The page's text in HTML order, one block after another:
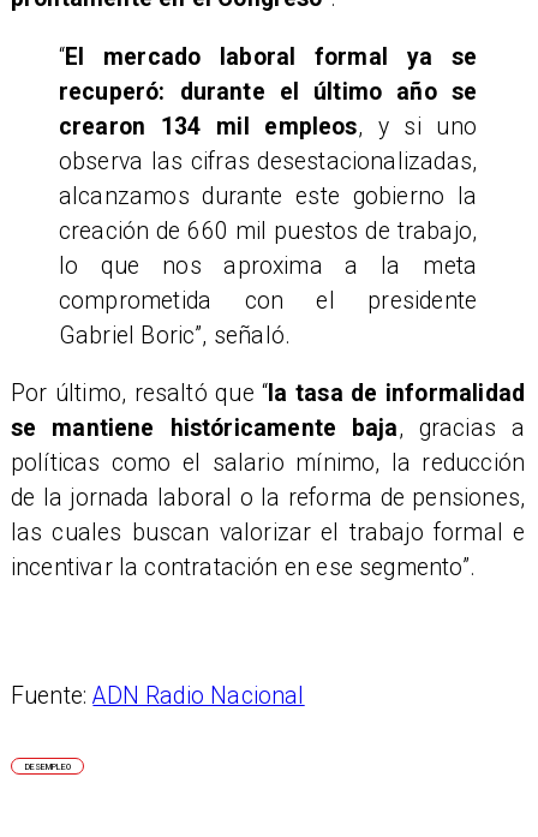
“El mercado laboral formal ya se
recuperó: durante el último año se
crearon 134 mil empleos, y si uno
observa las cifras desestacionalizadas,
alcanzamos durante este gobierno la
creación de 660 mil puestos de trabajo,
lo que nos aproxima a la meta
comprometida con el presidente
Gabriel Boric”, señaló.
Por último, resaltó que “ la tasa de informalidad
se mantiene históricamente baja, gracias a
políticas como el salario mínimo, la reducción
de la jornada laboral o la reforma de pensiones,
las cuales buscan valorizar el trabajo formal e
incentivar la contratación en ese segmento”.
Fuente:ADN Radio Nacional
DESEMPLEO